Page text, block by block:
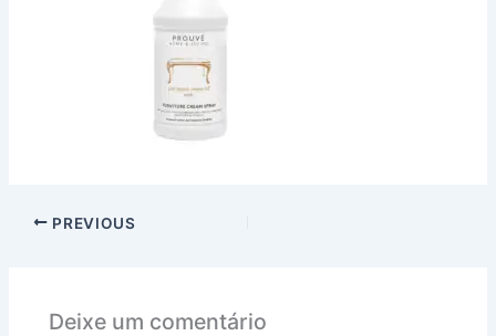
PREVIOUS
Deixe um comentário